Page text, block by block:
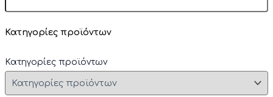
Κατηγορίες προϊόντων
Κατηγορίες προϊόντων